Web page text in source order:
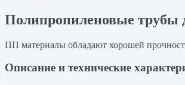
Полипропиленовые трубы
ПП материалы обладают хорошей
Описание и технические